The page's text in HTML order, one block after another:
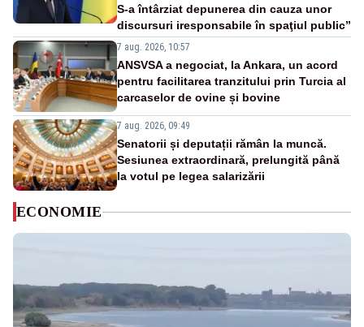
S-a întârziat depunerea din cauza unor
discursuri iresponsabile în spaţiul public”
7 aug. 2026, 10:57
ANSVSA a negociat, la Ankara, un acord
pentru facilitarea tranzitului prin Turcia al
carcaselor de ovine și bovine
7 aug. 2026, 09:49
Senatorii și deputații rămân la muncă.
Sesiunea extraordinară, prelungită până
la votul pe legea salarizării
ECONOMIE